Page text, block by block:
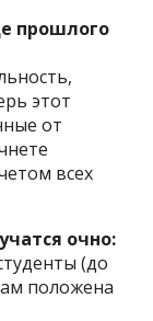
прошлого
этот
от
всех
очно:
(до
положена